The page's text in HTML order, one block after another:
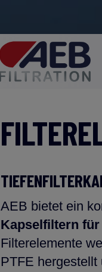
AEB bietet ein
Kapselfiltern
Filterelemente
PTFE